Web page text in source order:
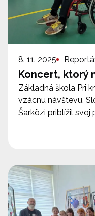
8. 11. 2025
Koncert, ktorý
Základná škola Pri
vzácnu návštevu.
Šarközi priblížil svoj